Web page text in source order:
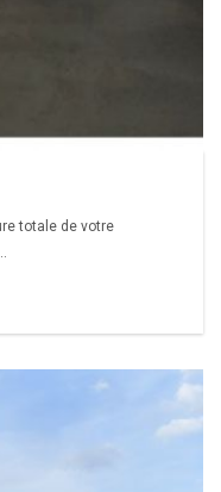
totale de votre